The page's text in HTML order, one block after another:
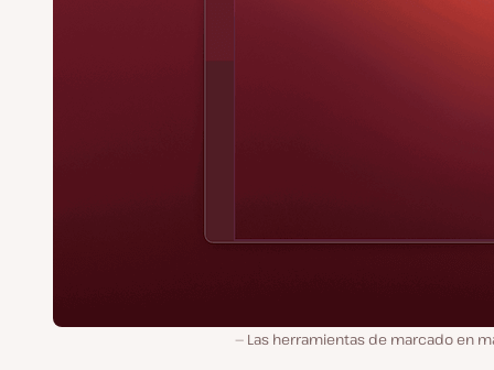
Las herramientas de marcado en